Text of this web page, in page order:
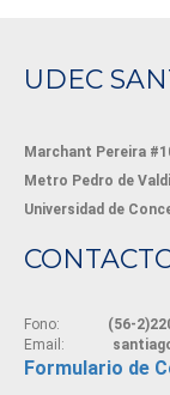
UDEC
Marchant Pereira
Metro Pedro de
Universidad de
Fono:
(56-
Email:
Formulario de